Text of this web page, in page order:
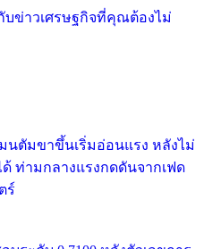
ข่าวเศรษฐกิจที่คุณต้องไม่
มนตัมขาขึ้นเริ่มอ่อนแรง หลังไม่
ด้ ท่ามกลางแรงกดดันจากเฟด
ร์